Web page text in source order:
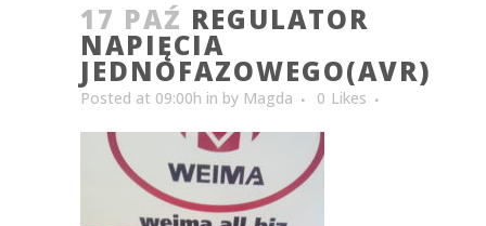
17 PAŹ REGULATOR
NAPIĘCIA
JEDNOFAZOWEGO(AVR)
Posted at 09:00h in by Magda 0 Likes